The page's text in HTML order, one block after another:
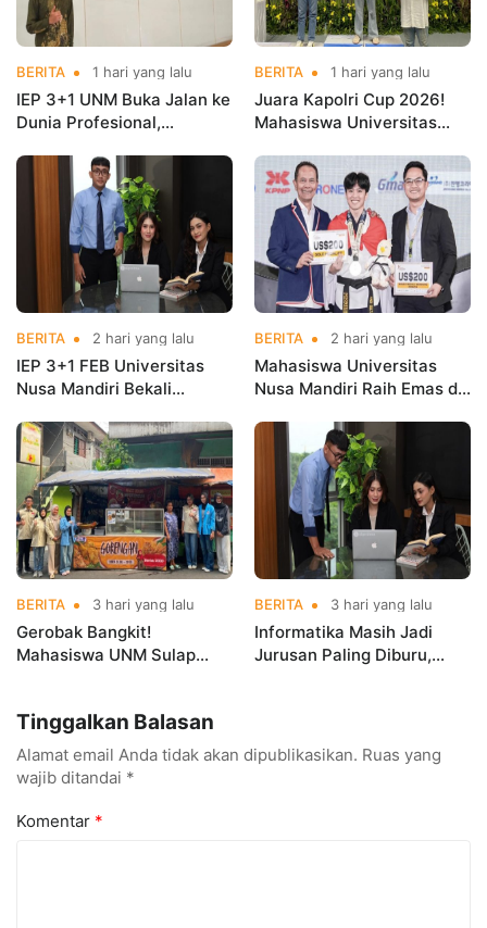
BERITA 1 hari yang lalu
IEP 3+1 UNM Buka Jalan ke
Dunia Profesional,
Kementerian Koperasi
BERITA 1 hari yang lalu
Juara Kapolri Cup 2026!
Mahasiswa Universitas
Nama Kampus di Kejurnas
Taekwondo
BERITA 2 hari yang lalu
IEP 3+1 FEB Universitas
Nusa Mandiri Bekali
Kerja Sebelum Lulus
BERITA 2 hari yang lalu
Mahasiswa Universitas
Nusa Mandiri Raih Emas di
Indonesia Open
Championships 2026
BERITA 3 hari yang lalu
Gerobak Bangkit!
Mahasiswa UNM Sulap
BERITA 3 hari yang lalu
Informatika Masih Jadi
Jurusan Paling Diburu,
Tinggalkan Balasan
Alamat email Anda tidak akan dipublikasikan. Ruas yang
wajib ditandai *
Komentar *